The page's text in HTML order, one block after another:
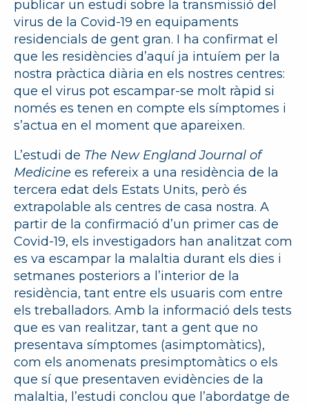
publicar un estudi sobre la transmissió del
virus de la Covid-19 en equipaments
residencials de gent gran. I ha confirmat el
que les residències d’aquí ja intuíem per la
nostra pràctica diària en els nostres centres:
que el virus pot escampar-se molt ràpid si
només es tenen en compte els símptomes i
s’actua en el moment que apareixen.
L’estudi de The New England Journal of
Medicine es refereix a una residència de la
tercera edat dels Estats Units, però és
extrapolable als centres de casa nostra. A
partir de la confirmació d’un primer cas de
Covid-19, els investigadors han analitzat com
es va escampar la malaltia durant els dies i
setmanes posteriors a l’interior de la
residència, tant entre els usuaris com entre
els treballadors. Amb la informació dels tests
que es van realitzar, tant a gent que no
presentava símptomes (asimptomàtics),
com els anomenats presimptomàtics o els
que sí que presentaven evidències de la
malaltia, l’estudi conclou que l’abordatge de